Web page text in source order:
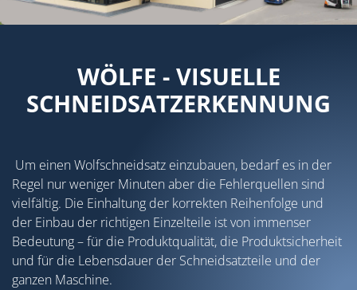
WÖLFE - VISUELLE
SCHNEIDSATZERKENNUNG
Um einen Wolfschneidsatz einzubauen, bedarf es in der
Regel nur weniger Minuten aber die Fehlerquellen sind
vielfältig. Die Einhaltung der korrekten Reihenfolge und
der Einbau der richtigen Einzelteile ist von immenser
Bedeutung – für die Produktqualität, die Produktsicherheit
und für die Lebensdauer der Schneidsatzteile und der
ganzen Maschine.